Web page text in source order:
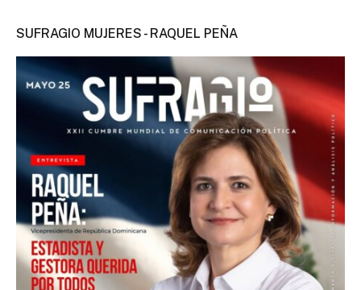
SUFRAGIO MUJERES - RAQUEL PEÑA